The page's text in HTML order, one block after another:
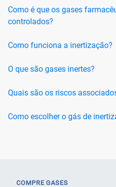
Como é que os gases
controlados?
Como funciona a inertização?
O que são gases inertes?
Quais são os riscos
Como escolher o gás de
COMPRE GASES